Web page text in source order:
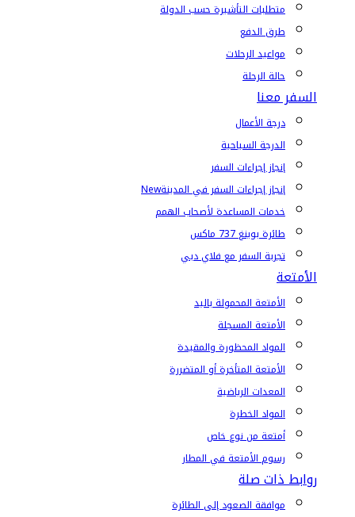
متطلبات التأشيرة حسب الدولة
طرق الدفع
مواعيد الرحلات
حالة الرحلة
السفر معنا
درجة الأعمال
الدرجة السياحية
إنجاز إجراءات السفر
إنجاز إجراءات السفر في المدينةNew
خدمات المساعدة لأصحاب الهمم
طائرة بوينغ 737 ماكس
تجربة السفر مع فلاي دبي
الأمتعة
الأمتعة المحمولة باليد
الأمتعة المسجلة
المواد المحظورة والمقيدة
الأمتعة المتأخرة أو المتضررة
المعدات الرياضية
المواد الخطرة
أمتعة من نوع خاص
رسوم الأمتعة في المطار
روابط ذات صلة
موافقة الصعود إلى الطائرة